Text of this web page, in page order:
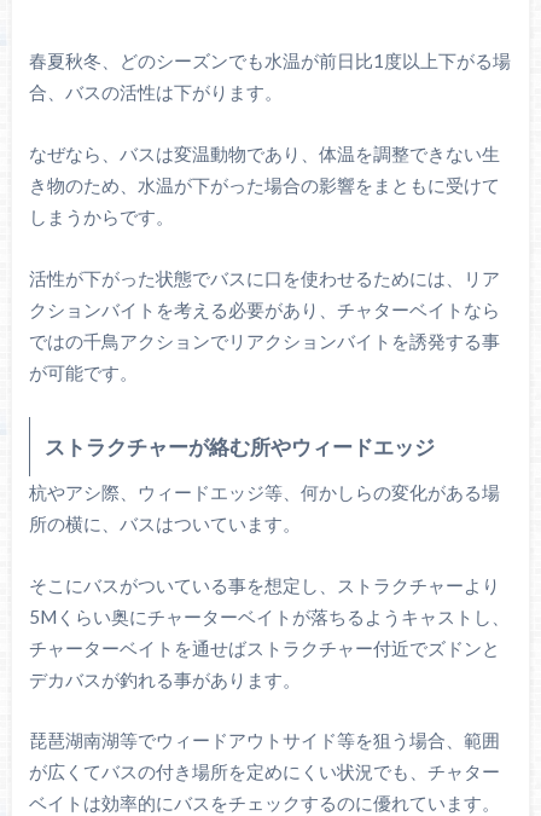
春夏秋冬、どのシーズンでも水温が前日比1度以上下がる場
合、バスの活性は下がります。
なぜなら、バスは変温動物であり、体温を調整できない生
き物のため、水温が下がった場合の影響をまともに受けて
しまうからです。
活性が下がった状態でバスに口を使わせるためには、リア
クションバイトを考える必要があり、チャターベイトなら
ではの千鳥アクションでリアクションバイトを誘発する事
が可能です。
ストラクチャーが絡む所やウィードエッジ
杭やアシ際、ウィードエッジ等、何かしらの変化がある場
所の横に、バスはついています。
そこにバスがついている事を想定し、ストラクチャーより
5Mくらい奥にチャーターベイトが落ちるようキャストし、
チャーターベイトを通せばストラクチャー付近でズドンと
デカバスが釣れる事があります。
琵琶湖南湖等でウィードアウトサイド等を狙う場合、範囲
が広くてバスの付き場所を定めにくい状況でも、チャター
ベイトは効率的にバスをチェックするのに優れています。